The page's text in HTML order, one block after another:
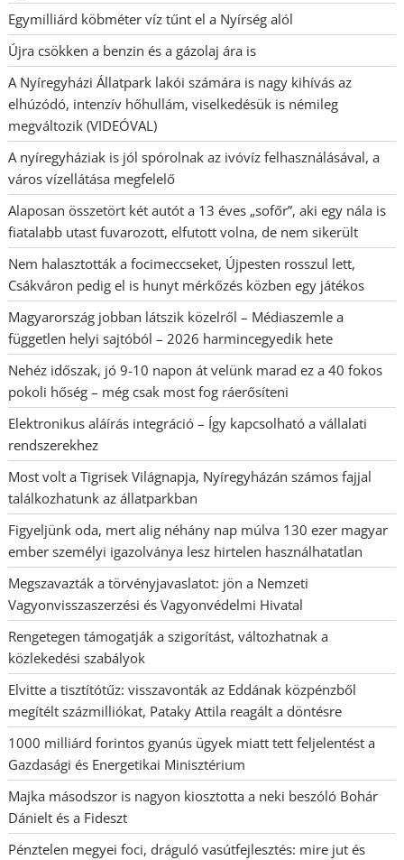
Egymilliárd köbméter víz tűnt el a Nyírség alól
Újra csökken a benzin és a gázolaj ára is
A Nyíregyházi Állatpark lakói számára is nagy kihívás az
elhúzódó, intenzív hőhullám, viselkedésük is némileg
megváltozik (VIDEÓVAL)
A nyíregyháziak is jól spórolnak az ivóvíz felhasználásával, a
város vízellátása megfelelő
Alaposan összetört két autót a 13 éves „sofőr”, aki egy nála is
fiatalabb utast fuvarozott, elfutott volna, de nem sikerült
Nem halasztották a focimeccseket, Újpesten rosszul lett,
Csákváron pedig el is hunyt mérkőzés közben egy játékos
Magyarország jobban látszik közelről – Médiaszemle a
független helyi sajtóból – 2026 harmincegyedik hete
Nehéz időszak, jó 9-10 napon át velünk marad ez a 40 fokos
pokoli hőség – még csak most fog ráerősíteni
Elektronikus aláírás integráció – Így kapcsolható a vállalati
rendszerekhez
Most volt a Tigrisek Világnapja, Nyíregyházán számos fajjal
találkozhatunk az állatparkban
Figyeljünk oda, mert alig néhány nap múlva 130 ezer magyar
ember személyi igazolványa lesz hirtelen használhatatlan
Megszavazták a törvényjavaslatot: jön a Nemzeti
Vagyonvisszaszerzési és Vagyonvédelmi Hivatal
Rengetegen támogatják a szigorítást, változhatnak a
közlekedési szabályok
Elvitte a tisztítótűz: visszavonták az Eddának közpénzből
megítélt százmilliókat, Pataky Attila reagált a döntésre
1000 milliárd forintos gyanús ügyek miatt tett feljelentést a
Gazdasági és Energetikai Minisztérium
Majka másodszor is nagyon kiosztotta a neki beszóló Bohár
Dánielt és a Fideszt
Pénztelen megyei foci, dráguló vasútfejlesztés: mire jut és